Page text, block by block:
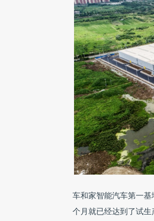
车和家智能汽车第一基
个月就已经达到了试生